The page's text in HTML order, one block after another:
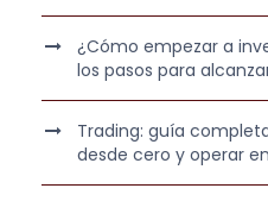
¿Cómo empezar a
los pasos para
Trading: guía
desde cero y operar